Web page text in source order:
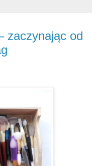
zaczynając od